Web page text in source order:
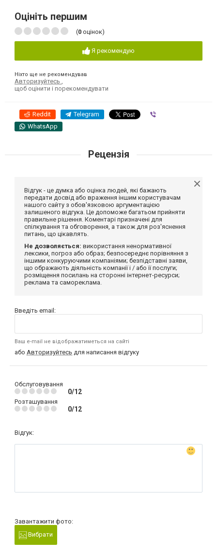
Оцініть першим
(0 оцінок)
Я рекомендую
Ніхто ще не рекомендував
Авторизуйтесь ,
щоб оцінити і порекомендувати
Reddit Telegram
WhatsApp
Рецензія
Відгук - це думка або оцінка людей, які бажають
передати досвід або враження іншим користувачам
нашого сайту з обов'язковою аргументацією
залишеного відгука. Це допоможе багатьом прийняти
правильне рішення. Коментарі призначені для
спілкування та обговорення, а також для роз'яснення
питань, що цікавлять.
Не дозволяється: використання ненормативної
лексики, погроз або образ; безпосереднє порівняння з
іншими конкуруючими компаніями; безпідставні заяви,
що ображають діяльність компанії і / або її послуги;
розміщення посилань на сторонні інтернет-ресурси;
реклама та самореклама.
Введіть email:
Ваш e-mail не відображатиметься на сайті
або Авторизуйтесь для написання відгуку
Обслуговування
0/12
Розташування
0/12
Відгук:
Завантажити фото:
Вибрати